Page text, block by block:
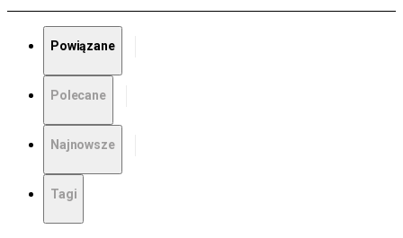
Powiązane
Polecane
Najnowsze
Tagi